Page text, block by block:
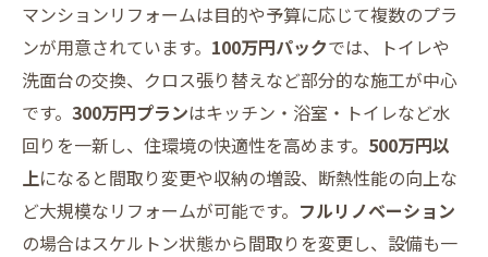
マンションリフォームは目的や予算に応じて複数のプラ
ンが用意されています。 100万円パックでは、トイレや
洗面台の交換、クロス張り替えなど部分的な施工が中心
です。 300万円プランはキッチン・浴室・トイレなど水
回りを一新し、住環境の快適性を高めます。 500万円以
上になると間取り変更や収納の増設、断熱性能の向上な
ど大規模なリフォームが可能です。 フルリノベーション
の場合はスケルトン状態から間取りを変更し、設備も一